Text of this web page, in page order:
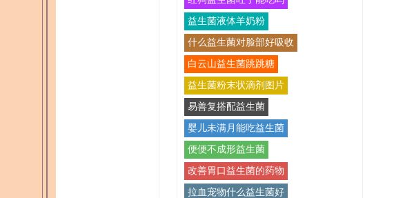
益生菌液体羊奶粉
什么益生菌对脸部好吸收
白云山益生菌跳跳糖
益生菌粉末状滴剂图片
易善复搭配益生菌
婴儿未满月能吃益生菌
便便不成形益生菌
改善胃口益生菌的药物
拉血宠物什么益生菌好